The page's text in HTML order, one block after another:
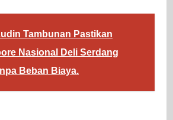
Tambunan Pastikan
Nasional Deli Serdang
Beban Biaya.